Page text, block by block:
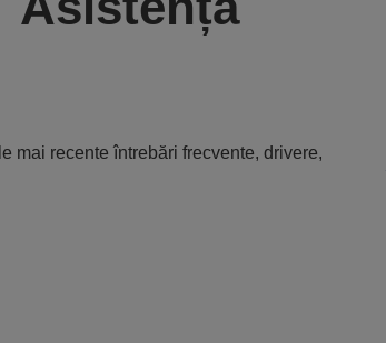
mai recente întrebări frecvente, drivere,